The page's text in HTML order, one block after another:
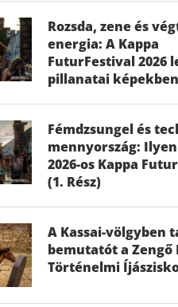
Rozsda, zene és
energia: A Kappa
FuturFestival 2026
pillanatai képekben
Fémdzsungel és
mennyország:
2026-os Kappa
(1. Rész)
A Kassai-völgyben
bemutatót a Zengő
Történelmi